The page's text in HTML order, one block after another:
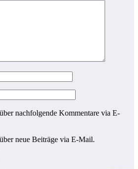
nachfolgende Kommentare via E-
neue Beiträge via E-Mail.